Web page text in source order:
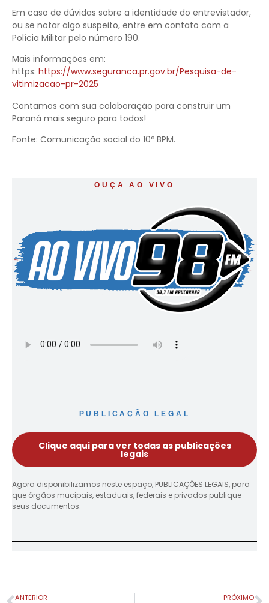
Em caso de dúvidas sobre a identidade do entrevistador,
ou se notar algo suspeito, entre em contato com a
Polícia Militar pelo número 190.
Mais informações em:
https: https://www.seguranca.pr.gov.br/Pesquisa-de-
vitimizacao-pr-2025
Contamos com sua colaboração para construir um
Paraná mais seguro para todos!
Fonte: Comunicação social do 10º BPM.
OUÇA AO VIVO
PUBLICAÇÃO LEGAL
Clique aqui para ver todas as publicações
legais
Agora disponibilizamos neste espaço, PUBLICAÇÕES LEGAIS, para
que órgãos mucipais, estaduais, federais e privados publique
seus documentos.
ANTERIOR PRÓXIMO